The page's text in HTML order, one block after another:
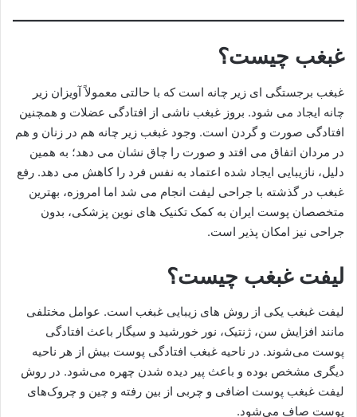
غبغب چیست؟
غبغب برجستگی ای زیر چانه است که با حالتی معمولاً آویزان زیر
چانه ایجاد می شود. بروز غبغب ناشی از افتادگی عضلات و همچنین
افتادگی صورت و گردن است. وجود غبغب زیر چانه هم در زنان و هم
در مردان اتفاق می افتد و صورت را چاق نشان می دهد؛ به همین
دلیل، نازیبایی ایجاد شده اعتماد به نفس فرد را کاهش می دهد. رفع
غبغب در گذشته با جراحی لیفت انجام می شد اما امروزه، بهترین
متخصصان پوست ایران به کمک تکنیک های نوین پزشکی، بدون
جراحی نیز امکان پذیر است.
لیفت غبغب چیست؟
لیفت غبغب یکی از روش های زیبایی غبغب است. عوامل مختلفی
مانند افزایش سن، ژنتیک، نور خورشید و سیگار باعث افتادگی
پوست می‌شوند. در ناحیه غبغب افتادگی پوست بیش از هر ناحیه
دیگری مشخص بوده و باعث پیر دیده شدن چهره می‌شود. در روش
لیفت غبغب پوست اضافی و چربی از بین رفته و چین و چروک‌های
پوست صاف می‌شود.